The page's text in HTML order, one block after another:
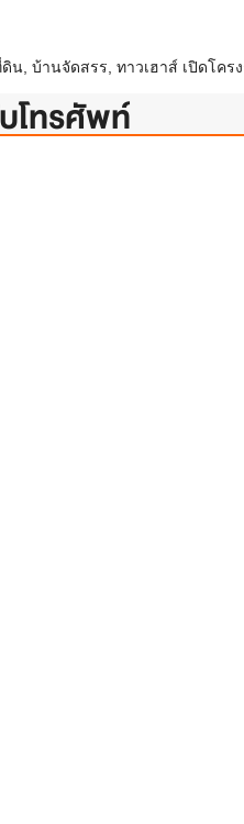
านจัดสรร, ทาวเฮาส์ เปิดโครง
โทรศัพท์